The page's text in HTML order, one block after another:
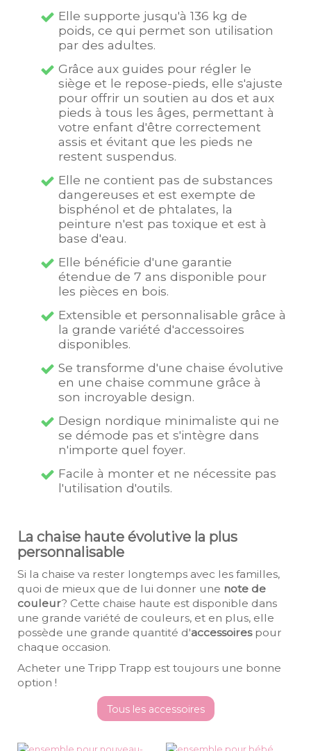
Elle supporte jusqu'à 136 kg de
poids, ce qui permet son utilisation
par des adultes.
Grâce aux guides pour régler le
siège et le repose-pieds, elle s'ajuste
pour offrir un soutien au dos et aux
pieds à tous les âges, permettant à
votre enfant d'être correctement
assis et évitant que les pieds ne
restent suspendus.
Elle ne contient pas de substances
dangereuses et est exempte de
bisphénol et de phtalates, la
peinture n'est pas toxique et est à
base d'eau.
Elle bénéficie d'une garantie
étendue de 7 ans disponible pour
les pièces en bois.
Extensible et personnalisable grâce à
la grande variété d'accessoires
disponibles.
Se transforme d'une chaise évolutive
en une chaise commune grâce à
son incroyable design.
Design nordique minimaliste qui ne
se démode pas et s'intègre dans
n'importe quel foyer.
Facile à monter et ne nécessite pas
l'utilisation d'outils.
La chaise haute évolutive la plus
personnalisable
Si la chaise va rester longtemps avec les familles,
quoi de mieux que de lui donner une note de
couleur? Cette chaise haute est disponible dans
une grande variété de couleurs, et en plus, elle
possède une grande quantité d'accessoirespour
chaque occasion.
Acheter une Tripp Trapp est toujours une bonne
option !
Tous les accessoires